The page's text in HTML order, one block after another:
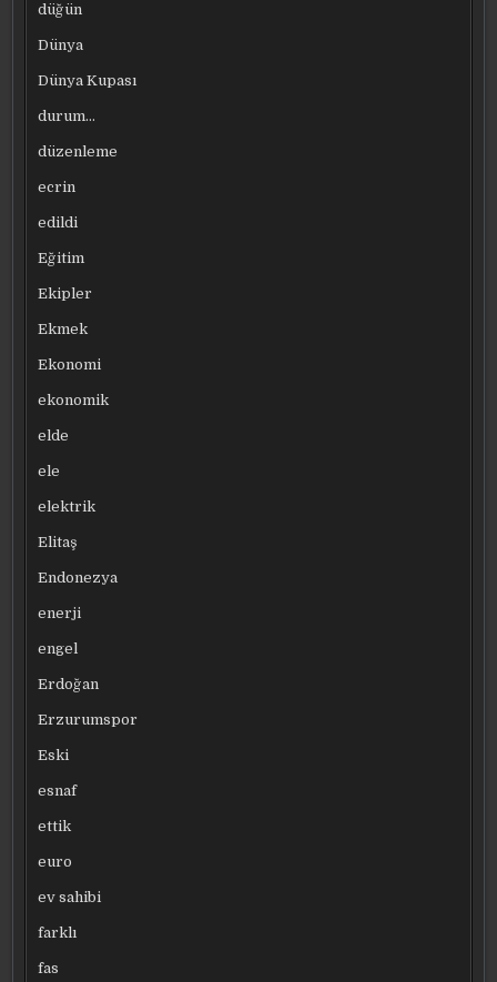
düğün
Dünya
Dünya Kupası
durum…
düzenleme
ecrin
edildi
Eğitim
Ekipler
Ekmek
Ekonomi
ekonomik
elde
ele
elektrik
Elitaş
Endonezya
enerji
engel
Erdoğan
Erzurumspor
Eski
esnaf
ettik
euro
ev sahibi
farklı
fas